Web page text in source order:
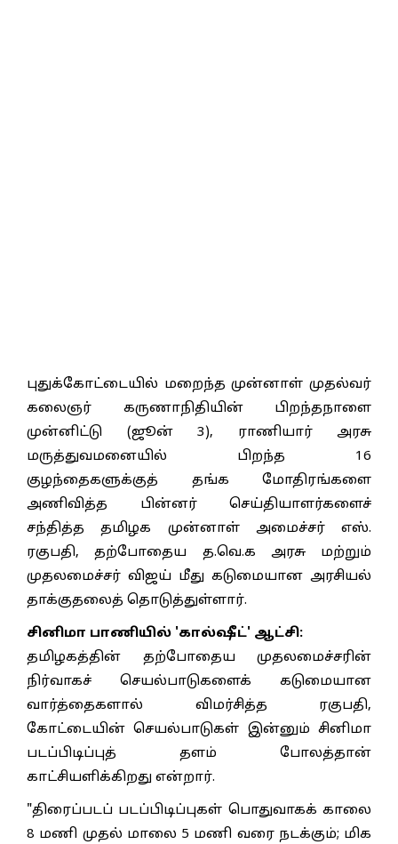
புதுக்கோட்டையில் மறைந்த முன்னாள் முதல்வர்
கலைஞர் கருணாநிதியின் பிறந்தநாளை
முன்னிட்டு (ஜூன் 3), ராணியார் அரசு
மருத்துவமனையில் பிறந்த 16
குழந்தைகளுக்குத் தங்க மோதிரங்களை
அணிவித்த பின்னர் செய்தியாளர்களைச்
சந்தித்த தமிழக முன்னாள் அமைச்சர் எஸ்.
ரகுபதி, தற்போதைய த.வெ.க அரசு மற்றும்
முதலமைச்சர் விஜய் மீது கடுமையான அரசியல்
தாக்குதலைத் தொடுத்துள்ளார்.
சினிமா பாணியில் 'கால்ஷீட்' ஆட்சி:
தமிழகத்தின் தற்போதைய முதலமைச்சரின்
நிர்வாகச் செயல்பாடுகளைக் கடுமையான
வார்த்தைகளால் விமர்சித்த ரகுபதி,
கோட்டையின் செயல்பாடுகள் இன்னும் சினிமா
படப்பிடிப்புத் தளம் போலத்தான்
காட்சியளிக்கிறது என்றார்.
"திரைப்படப் படப்பிடிப்புகள் பொதுவாகக் காலை
8 மணி முதல் மாலை 5 மணி வரை நடக்கும்; மிக